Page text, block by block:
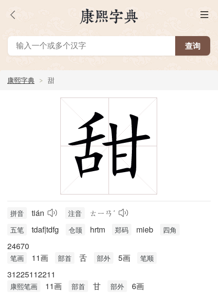
康熙字典 甜
拼音 tián 注音 ㄊㄧㄢˊ
五笔 tdaf|tdfg 仓颉 hrtm 郑码 mieb 四角
24670
笔画 11画 部首 舌 部外 5画 笔顺
31225112211
康熙笔画 11画 部首 甘 部外 6画